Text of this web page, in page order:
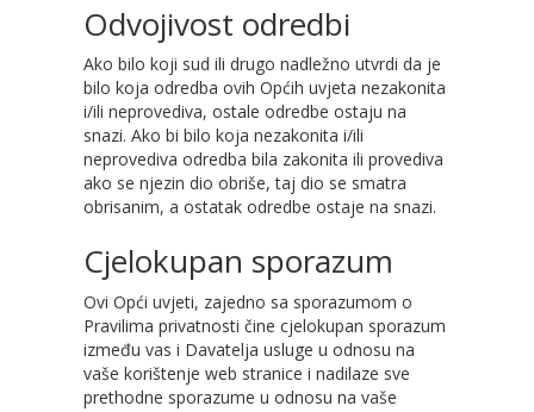
Odvojivost odredbi
Ako bilo koji sud ili drugo nadležno utvrdi da je
bilo koja odredba ovih Općih uvjeta nezakonita
i/ili neprovediva, ostale odredbe ostaju na
snazi. Ako bi bilo koja nezakonita i/ili
neprovediva odredba bila zakonita ili provediva
ako se njezin dio obriše, taj dio se smatra
obrisanim, a ostatak odredbe ostaje na snazi.
Cjelokupan sporazum
Ovi Opći uvjeti, zajedno sa sporazumom o
Pravilima privatnosti čine cjelokupan sporazum
između vas i Davatelja usluge u odnosu na
vaše korištenje web stranice i nadilaze sve
prethodne sporazume u odnosu na vaše